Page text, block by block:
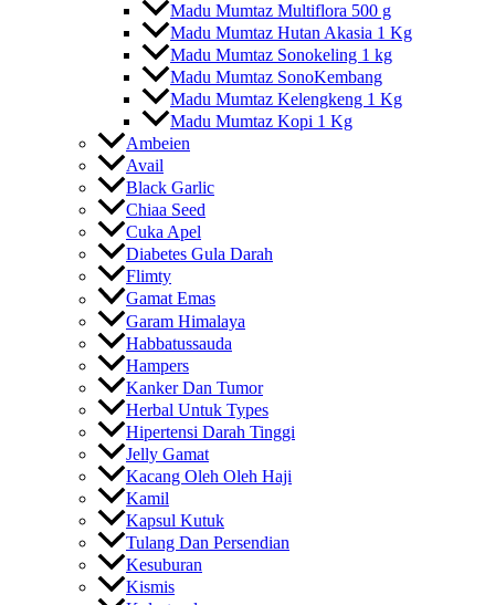
Madu Mumtaz Multiflora 500 g
Madu Mumtaz Hutan Akasia 1 Kg
Madu Mumtaz Sonokeling 1 kg
Madu Mumtaz SonoKembang
Madu Mumtaz Kelengkeng 1 Kg
Madu Mumtaz Kopi 1 Kg
Ambeien
Avail
Black Garlic
Chiaa Seed
Cuka Apel
Diabetes Gula Darah
Flimty
Gamat Emas
Garam Himalaya
Habbatussauda
Hampers
Kanker Dan Tumor
Herbal Untuk Types
Hipertensi Darah Tinggi
Jelly Gamat
Kacang Oleh Oleh Haji
Kamil
Kapsul Kutuk
Tulang Dan Persendian
Kesuburan
Kismis